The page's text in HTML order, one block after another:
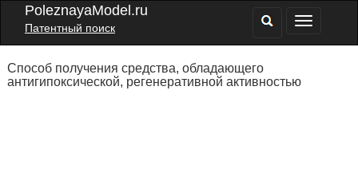
PoleznayaModel.ru
Патентный поиск
Способ получения средства, обладающего
антигипоксической, регенеративной активностью